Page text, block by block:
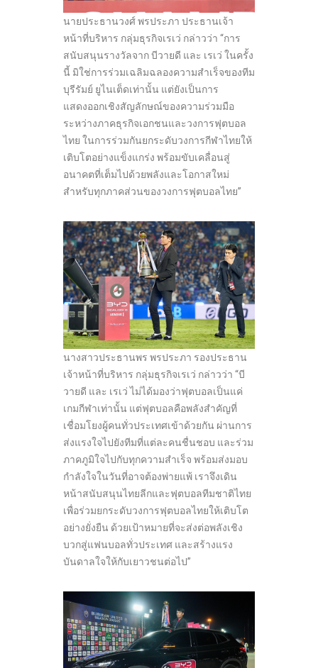
นายประธานวงศ์ พรประภา ประธานเจ้า
หน้าที่บริหาร กลุ่มธุรกิจเรเว่ กล่าวว่า “การ
สนับสนุนรางวัลจาก บีวายดี และ เรเว่ ในครั้ง
นี้ มิใช่การร่วมเฉลิมฉลองความสำเร็จของทีม
บุรีรัมย์ ยูไนเต็ดเท่านั้น แต่ยังเป็นการ
แสดงออกเชิงสัญลักษณ์ของความร่วมมือ
ระหว่างภาคธุรกิจเอกชนและวงการฟุตบอล
ไทย ในการร่วมกันยกระดับวงการกีฬาไทยให้
เติบโตอย่างแข็งแกร่ง พร้อมขับเคลื่อนสู่
อนาคตที่เต็มไปด้วยพลังและโอกาสใหม่
สำหรับทุกภาคส่วนของวงการฟุตบอลไทย”
นางสาวประธานพร พรประภา รองประธาน
เจ้าหน้าที่บริหาร กลุ่มธุรกิจเรเว่ กล่าวว่า “บี
วายดี และ เรเว่ ไม่ได้มองว่าฟุตบอลเป็นแค่
เกมกีฬาเท่านั้น แต่ฟุตบอลคือพลังสำคัญที่
เชื่อมโยงผู้คนทั่วประเทศเข้าด้วยกัน ผ่านการ
ส่งแรงใจไปยังทีมที่แต่ละคนชื่นชอบ และร่วม
ภาคภูมิใจไปกับทุกความสำเร็จ พร้อมส่งมอบ
กำลังใจในวันที่อาจต้องพ่ายแพ้ เราจึงเดิน
หน้าสนับสนุนไทยลีกและฟุตบอลทีมชาติไทย
เพื่อร่วมยกระดับวงการฟุตบอลไทยให้เติบโต
อย่างยั่งยืน ด้วยเป้าหมายที่จะส่งต่อพลังเชิง
บวกสู่แฟนบอลทั่วประเทศ และสร้างแรง
บันดาลใจให้กับเยาวชนต่อไป”